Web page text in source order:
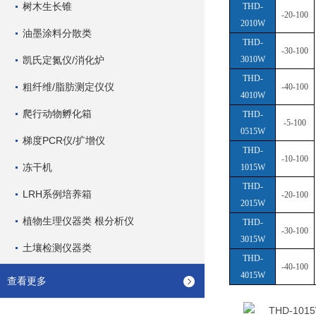
树木生长锥
油墨涂料分散类
凯氏定氮仪/消化炉
粗纤维/脂肪测定仪仪
爬行动物孵化箱
梯度PCR仪/扩增仪
冻干机
LRH系例培养箱
植物生理仪器类 根分析仪
土壤检测仪器类
查看更多
THD-
2010W
-20-100
THD-
3010W
-30-100
THD-
4010W
-40-100
THD-
0515W
-5-100
THD-
1015W
-10-100
THD-
2015W
-20-100
THD-
3015W
-30-100
THD-
4015W
-40-100